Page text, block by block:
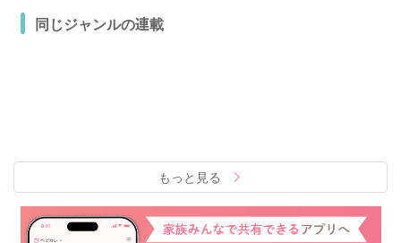
同じジャンルの連載
もっと見る